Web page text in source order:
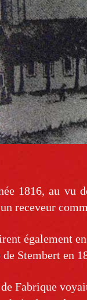
1816, au vu
receveur
également
Stembert en
Fabrique